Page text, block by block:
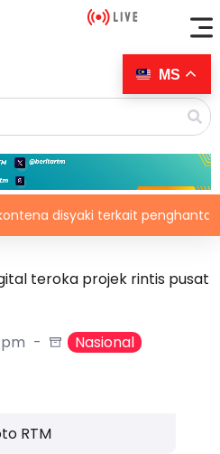
disyaki terkait penghantaran ke
teroka projek rintis pusat
Nasional
RTM
MS